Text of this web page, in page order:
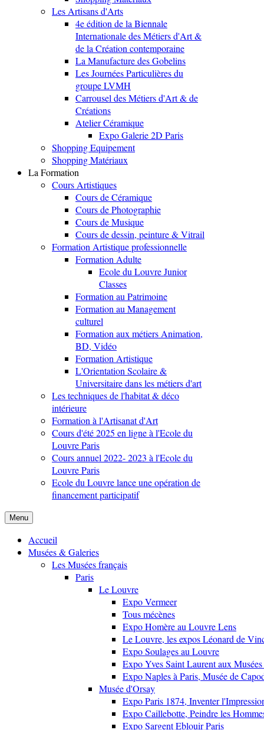
Les Artisans d'Arts
4e édition de la Biennale
Internationale des Métiers d'Art &
de la Création contemporaine
La Manufacture des Gobelins
Les Journées Particulières du
groupe LVMH
Carrousel des Métiers d'Art & de
Créations
Atelier Céramique
Expo Galerie 2D Paris
Shopping Equipement
Shopping Matériaux
La Formation
Cours Artistiques
Cours de Céramique
Cours de Photographie
Cours de Musique
Cours de dessin, peinture & Vitrail
Formation Artistique professionnelle
Formation Adulte
Ecole du Louvre Junior
Classes
Formation au Patrimoine
Formation au Management
culturel
Formation aux métiers Animation,
BD, Vidéo
Formation Artistique
L'Orientation Scolaire &
Universitaire dans les métiers d'art
Les techniques de l'habitat & déco
intérieure
Formation à l'Artisanat d'Art
Cours d'été 2025 en ligne à l'Ecole du
Louvre Paris
Cours annuel 2022- 2023 à l'Ecole du
Louvre Paris
Ecole du Louvre lance une opération de
financement participatif
Menu
Accueil
Musées & Galeries
Les Musées français
Paris
Le Louvre
Expo Vermeer
Tous mécènes
Expo Homère au Louvre Lens
Le Louvre, les expos Léonard de
Expo Soulages au Louvre
Expo Yves Saint Laurent aux
Expo Naples à Paris, Musée de
Musée d'Orsay
Expo Paris 1874, Inventer
Expo Caillebotte, Peindre les
Expo Sargent Eblouir Paris